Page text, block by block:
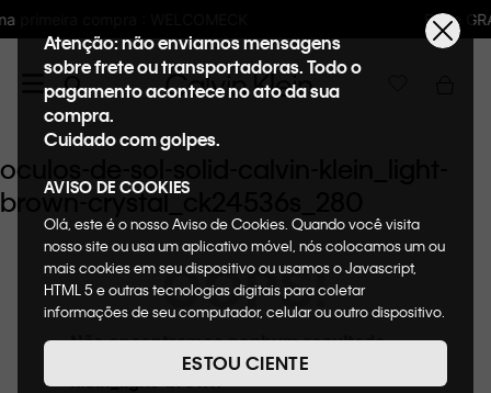
Frete GRÁTIS nas compras acima
Atenção: não enviamos mensagens
sobre frete ou transportadoras. Todo o
pagamento acontece no ato da sua
compra.
Cuidado com golpes.
AVISO DE COOKIES
Olá, este é o nosso Aviso de Cookies. Quando você visita
nosso site ou usa um aplicativo móvel, nós colocamos um ou
mais cookies em seu dispositivo ou usamos o Javascript,
HTML 5 e outras tecnologias digitais para coletar
informações de seu computador, celular ou outro dispositivo.
de cookies, informaremos quais cookies usaremos e quais
suas funções. A forma como processamos os dados
ESTOU CIENTE
oculos-de-sol-solid-calvin-klein_light-
brown-crystal_ck24536s_280
OOPS!
Não encontramos nenhum resultado
oculos-de-sol-solid-calvin-
klein_light-brown-